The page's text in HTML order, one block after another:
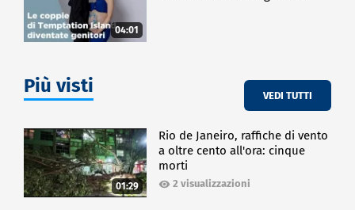
04:01
Più visti VEDI TUTTI
01:29
Rio de Janeiro, raffiche di vento
a oltre cento all'ora: cinque
morti
2 visualizzazioni